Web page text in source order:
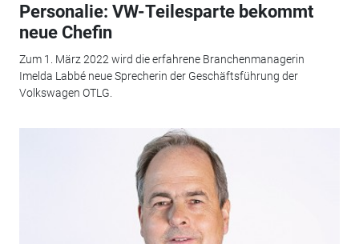
Personalie: VW-Teilesparte bekommt
neue Chefin
Zum 1. März 2022 wird die erfahrene Branchenmanagerin
Imelda Labbé neue Sprecherin der Geschäftsführung der
Volkswagen OTLG.